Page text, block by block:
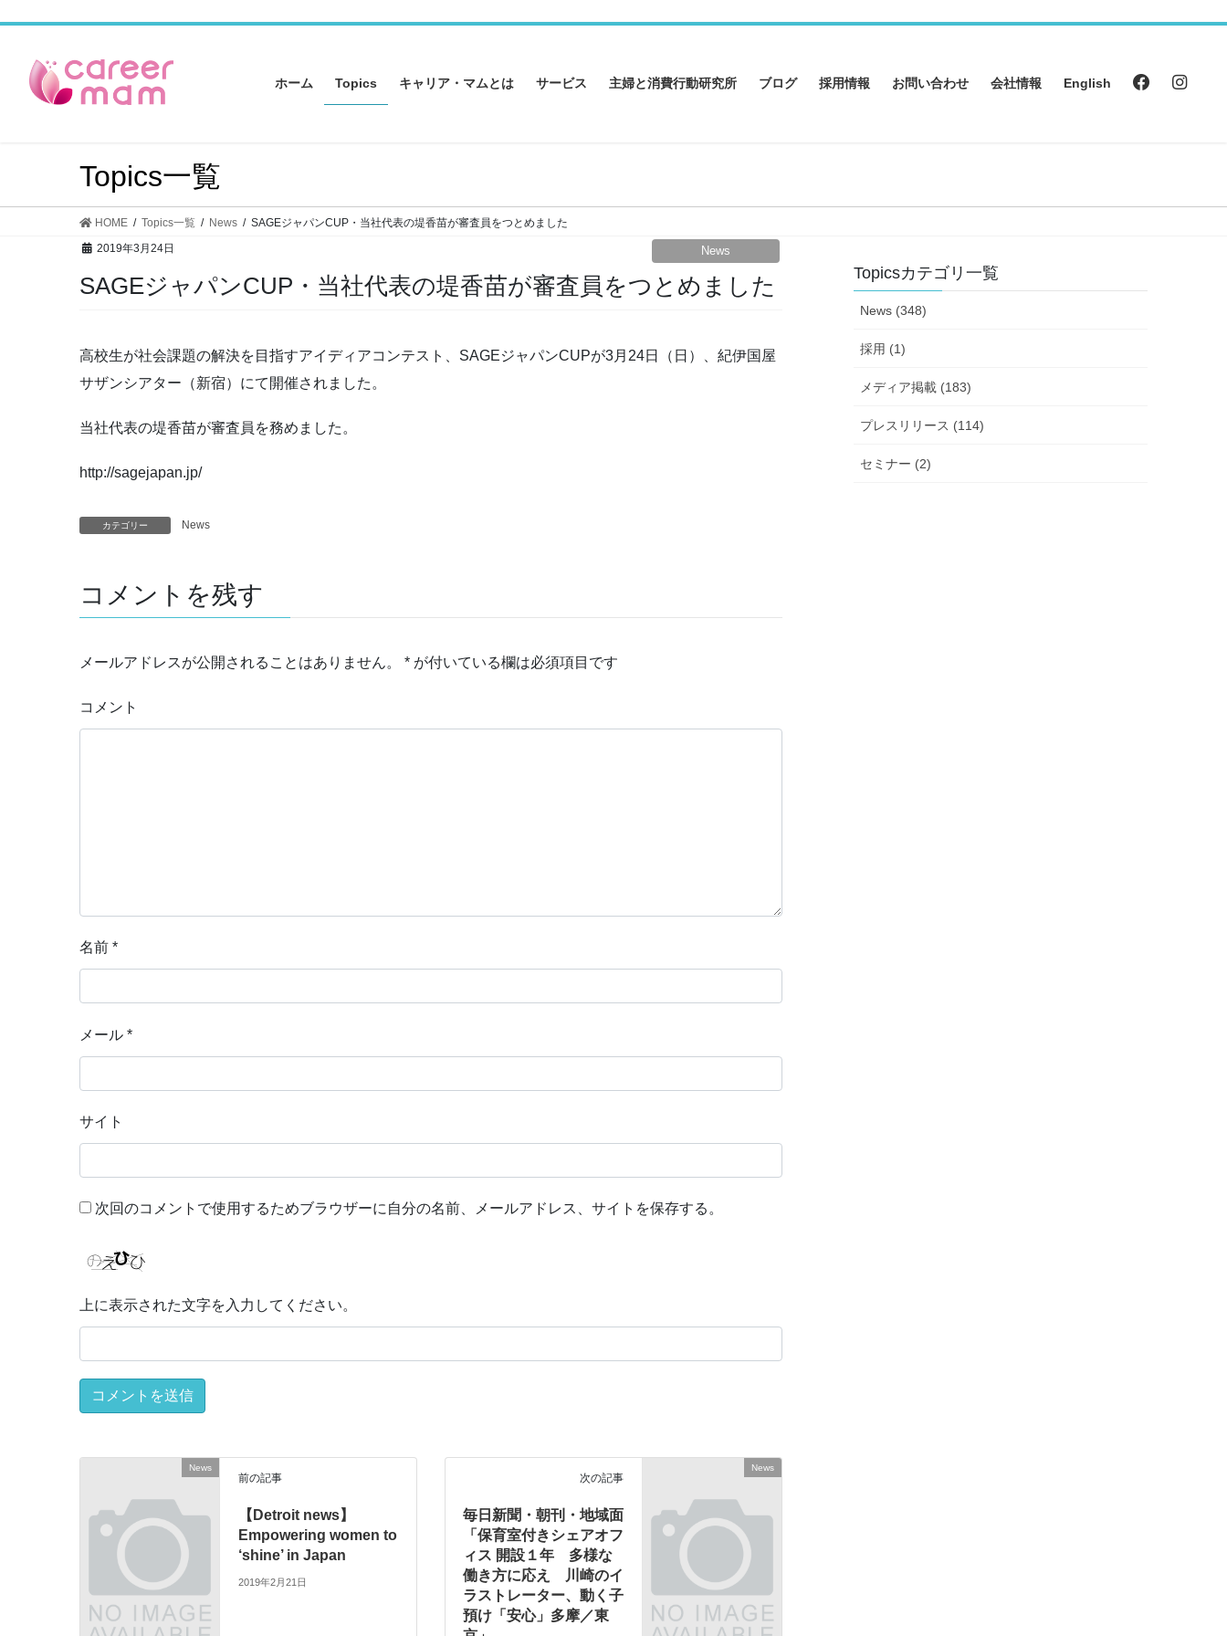
プ
動
ホーム Topics キャリア・マムとは サービス 主婦と消費行動研究所 ブログ 採用情報 お問い合わせ 会社情報 English
Topics一覧
HOME Topics一覧 News
SAGEジャパンCUP・当社代表の堤香苗が審査員をつとめました
2019年3月24日
News
SAGEジャパンCUP・当社代表の堤香苗が審査員をつとめました
高校生が社会課題の解決を目指すアイディアコンテスト、SAGEジャパンCUPが3月24日（日）、紀伊国屋
サザンシアター（新宿）にて開催されました。
当社代表の堤香苗が審査員を務めました。
http://sagejapan.jp/
カテゴリー News
コメントを残す
メールアドレスが公開されることはありません。 * が付いている欄は必須項目です
コメント
名前 *
メール *
サイト
次回のコメントで使用するためブラウザーに自分の名前、メールアドレス、サイトを保存する。
上に表示された文字を入力してください。
News
前の記事
【Detroit news】
Empowering women to
‘shine’ in Japan
2019年2月21日
News
次の記事
毎日新聞・朝刊・地域面
「保育室付きシェアオフ
ィス 開設１年 多様な
働き方に応え 川崎のイ
ラストレーター、動く子
預け「安心」多摩／東
Topicsカテゴリ一覧
News (348)
採用 (1)
メディア掲載 (183)
プレスリリース (114)
セミナー (2)